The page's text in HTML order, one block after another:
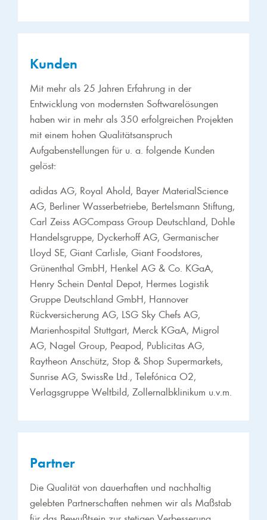
Kunden
Mit mehr als 25 Jahren Erfahrung in der
Entwicklung von modernsten Softwarelösungen
haben wir in mehr als 350 erfolgreichen Projekten
mit einem hohen Qualitätsanspruch
Aufgabenstellungen für u. a. folgende Kunden
gelöst:
adidas AG, Royal Ahold, Bayer MaterialScience
AG, Berliner Wasserbetriebe, Bertelsmann Stiftung,
Carl Zeiss AGCompass Group Deutschland, Dohle
Handelsgruppe, Dyckerhoff AG, Germanischer
Lloyd SE, Giant Carlisle, Giant Foodstores,
Grünenthal GmbH, Henkel AG & Co. KGaA,
Henry Schein Dental Depot, Hermes Logistik
Gruppe Deutschland GmbH, Hannover
Rückversicherung AG, LSG Sky Chefs AG,
Marienhospital Stuttgart, Merck KGaA, Migrol
AG, Nagel Group, Peapod, Publicitas AG,
Raytheon Anschütz, Stop & Shop Supermarkets,
Sunrise AG, SwissRe Ltd., Telefónica O2,
Verlagsgruppe Weltbild, Zollernalbklinikum u.v.m.
Partner
Die Qualität von dauerhaften und nachhaltig
gelebten Partnerschaften nehmen wir als Maßstab